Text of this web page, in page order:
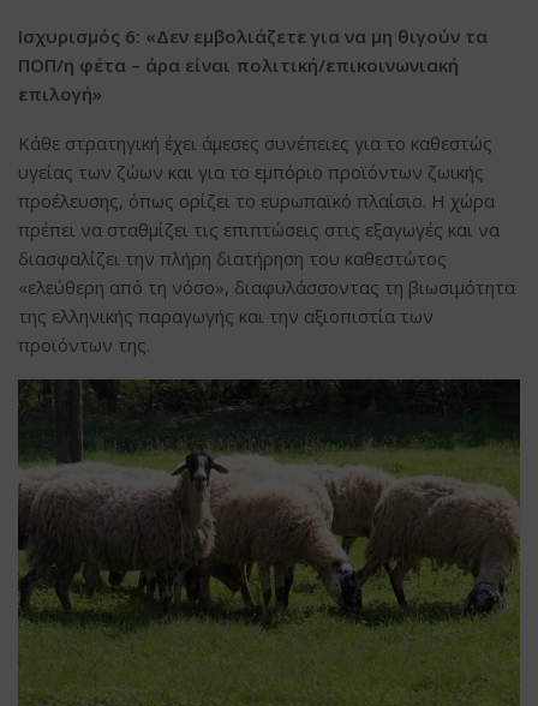
Ισχυρισμός 6: «Δεν εμβολιάζετε για να μη θιγούν τα
ΠΟΠ/η φέτα – άρα είναι πολιτική/επικοινωνιακή
επιλογή»
Κάθε στρατηγική έχει άμεσες συνέπειες για το καθεστώς
υγείας των ζώων και για το εμπόριο προϊόντων ζωικής
προέλευσης, όπως ορίζει το ευρωπαϊκό πλαίσιο. Η χώρα
πρέπει να σταθμίζει τις επιπτώσεις στις εξαγωγές και να
διασφαλίζει την πλήρη διατήρηση του καθεστώτος
«ελεύθερη από τη νόσο», διαφυλάσσοντας τη βιωσιμότητα
της ελληνικής παραγωγής και την αξιοπιστία των
προϊόντων της.